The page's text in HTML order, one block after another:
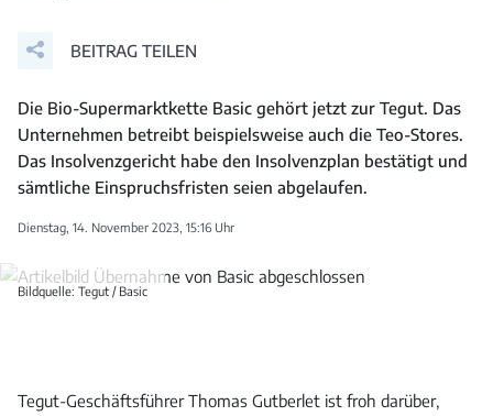
BEITRAG TEILEN
Die Bio-Supermarktkette Basic gehört jetzt zur Tegut. Das
Unternehmen betreibt beispielsweise auch die Teo-Stores.
Das Insolvenzgericht habe den Insolvenzplan bestätigt und
sämtliche Einspruchsfristen seien abgelaufen.
Dienstag, 14. November 2023, 15:16 Uhr
Bildquelle: Tegut / Basic
Tegut-Geschäftsführer Thomas Gutberlet ist froh darüber,